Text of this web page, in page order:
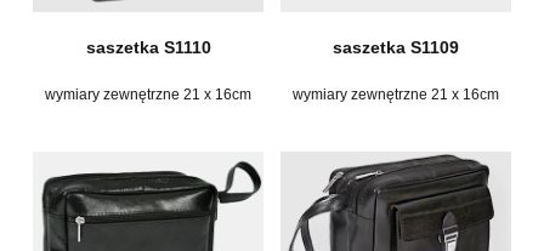
saszetka S1110
wymiary zewnętrzne 21 x 16cm
saszetka S1109
wymiary zewnętrzne 21 x 16cm